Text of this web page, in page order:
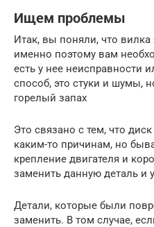
Ищем проблемы
Итак, вы поняли, что
именно поэтому вам
есть у нее неисправности
способ, это стуки и шумы,
горелый запах
Это связано с тем, что
каким-то причинам, но
крепление двигателя и
заменить данную деталь и
Детали, которые были
заменить. В том случае,